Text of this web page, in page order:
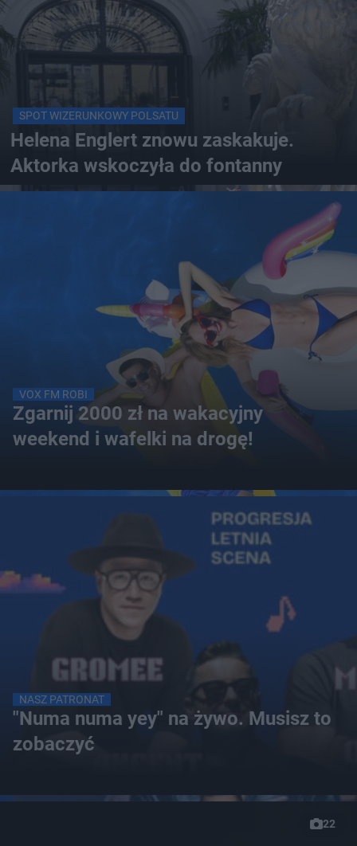
SPOT WIZERUNKOWY POLSATU
Helena Englert znowu zaskakuje.
Aktorka wskoczyła do fontanny
VOX FM ROBI
Zgarnij 2000 zł na wakacyjny
weekend i wafelki na drogę!
NASZ PATRONAT
"Numa numa yey" na żywo. Musisz to
zobaczyć
22